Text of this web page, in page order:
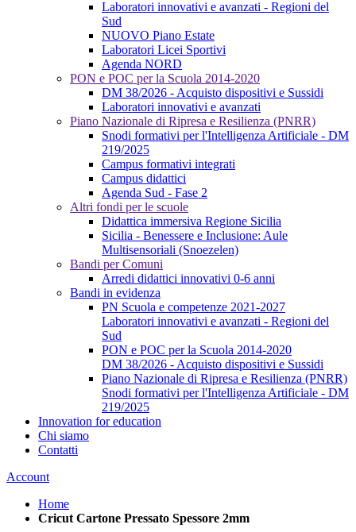
Laboratori innovativi e avanzati - Regioni del
Sud
NUOVO Piano Estate
Laboratori Licei Sportivi
Agenda NORD
PON e POC per la Scuola 2014-2020
DM 38/2026 - Acquisto dispositivi e Sussidi
Laboratori innovativi e avanzati
Piano Nazionale di Ripresa e Resilienza (PNRR)
Snodi formativi per l'Intelligenza Artificiale - DM
219/2025
Campus formativi integrati
Campus didattici
Agenda Sud - Fase 2
Altri fondi per le scuole
Didattica immersiva Regione Sicilia
Sicilia - Benessere e Inclusione: Aule
Multisensoriali (Snoezelen)
Bandi per Comuni
Arredi didattici innovativi 0-6 anni
Bandi in evidenza
PN Scuola e competenze 2021-2027
Laboratori innovativi e avanzati - Regioni del
Sud
PON e POC per la Scuola 2014-2020
DM 38/2026 - Acquisto dispositivi e Sussidi
Piano Nazionale di Ripresa e Resilienza (PNRR)
Snodi formativi per l'Intelligenza Artificiale - DM
219/2025
Innovation for education
Chi siamo
Contatti
Account
Home
Cricut Cartone Pressato Spessore 2mm